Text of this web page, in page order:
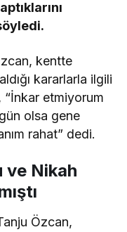
kentte
kararlarla ilgili
“İnkar etmiyorum
olsa gene
rahat” dedi.
ve Nikah
Özcan,